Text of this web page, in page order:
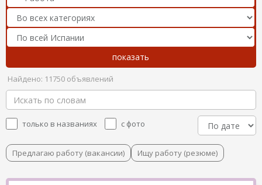
Найдено: 11750 объявлений
только в названиях с фото
Предлагаю работу (вакансии) Ищу работу (резюме)